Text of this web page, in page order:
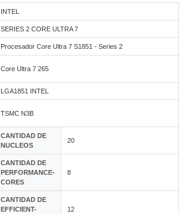
INTEL
SERIES 2 CORE ULTRA 7
Procesador Core Ultra 7 S1851 - Series 2
Core Ultra 7 265
LGA1851 INTEL
TSMC N3B
CANTIDAD DE
NUCLEOS
20
CANTIDAD DE
PERFORMANCE-
CORES
8
CANTIDAD DE
EFFICIENT-
12